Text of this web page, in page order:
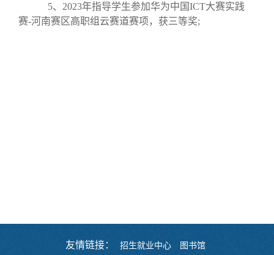
5、2023年指导学生参加华为中国ICT大赛实践
赛-河南赛区高职组云赛道赛项，获三等奖;
友情链接： 招生就业中心 图书馆